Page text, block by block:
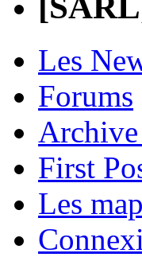
Les
Forums
Archive
First
Les